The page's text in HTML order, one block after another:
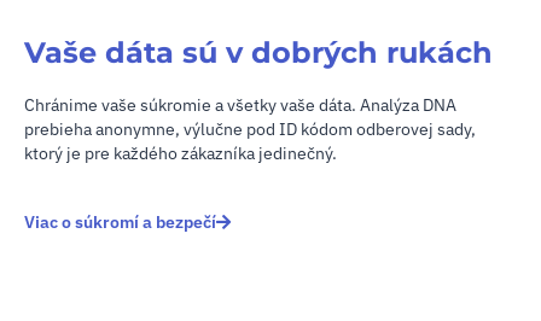
Vaše dáta sú v dobrých rukách
Chránime vaše súkromie a všetky vaše dáta. Analýza DNA
prebieha anonymne, výlučne pod ID kódom odberovej sady,
ktorý je pre každého zákazníka jedinečný.
Viac o súkromí a bezpečí